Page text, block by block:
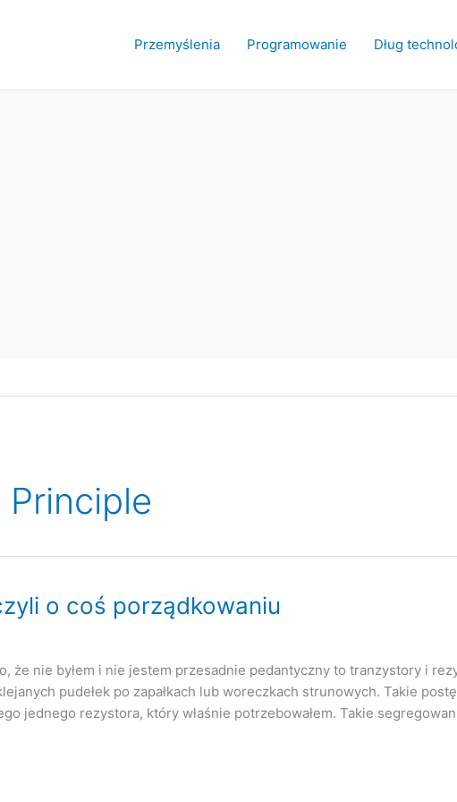
Przemyślenia Programowanie Dług
o coś porządkowaniu
że nie byłem i nie jestem przesadnie pedantyczny to tranzystory i
pudełek po zapałkach lub woreczkach strunowych. Takie
jednego rezystora, który właśnie potrzebowałem. Takie